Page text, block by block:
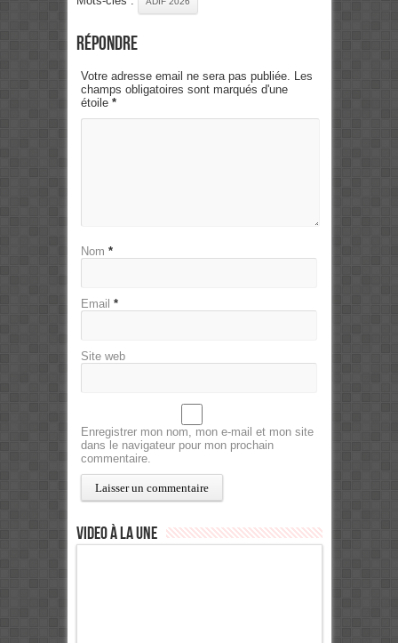
Répondre
Votre adresse email ne sera pas publiée. Les
champs obligatoires sont marqués d'une
étoile *
Nom *
Email *
Site web
Enregistrer mon nom, mon e-mail et mon site
dans le navigateur pour mon prochain
commentaire.
Video à la Une